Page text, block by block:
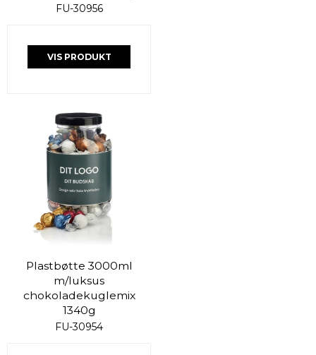
FU-30956
VIS PRODUKT
Plastbøtte 3000ml
m/luksus
chokoladekuglemix
1340g
FU-30954